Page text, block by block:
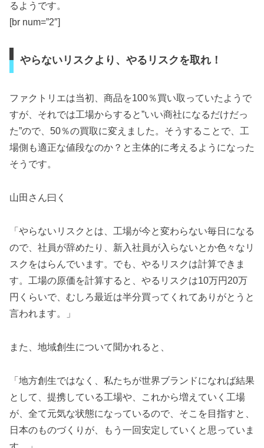
るようです。
[br num=”2″]
やらないリスクより、やるリスクを取れ！
ファクトリエは当初、商品を100％買い取っていたようで
すが、それでは工場からすると”いい商社になるだけだっ
た”ので、50％の買取に変えました。そうすることで、工
場側も適正な値段なのか？と主体的に考えるようになった
そうです。
山田さん曰く
「やらないリスクとは、工場が今と変わらない毎日になる
ので、社員が辞めたり、新入社員が入らないとか色々なリ
スクをはらんでいます。でも、やるリスクは計算できま
す。工場の原価を計算すると、やるリスクは10万円20万
円くらいで、むしろ最近は半分買ってくれてありがとうと
言われます。」
また、地域創生について聞かれると、
「地方創生ではなく、私たちが世界ブランドになれば結果
として、提携している工場や、これから増えていく工場
が、全て元気な状態になっているので、そこを目指すと、
日本のものづくりが、もう一回安定していくと思っていま